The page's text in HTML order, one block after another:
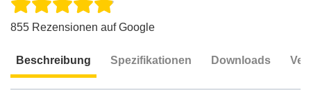
855 Rezensionen auf Google
Beschreibung Spezifikationen Downloads